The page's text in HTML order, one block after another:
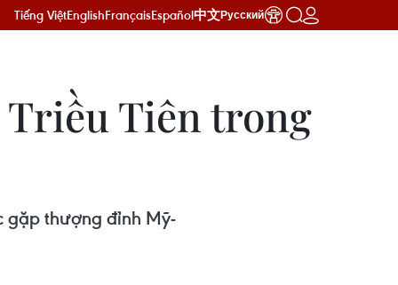
Tiếng ViệtEnglishFrançaisEspañol中文Русский
Triều Tiên trong
gặp thượng đỉnh Mỹ-